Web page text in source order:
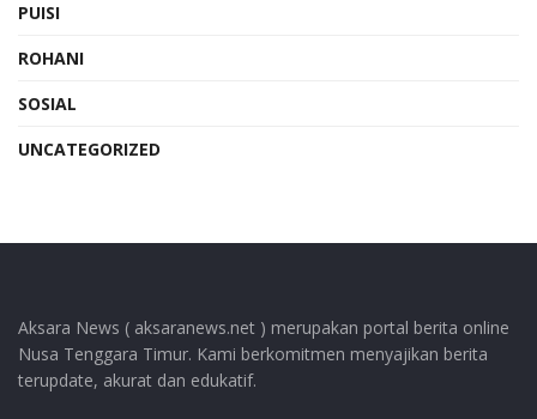
PUISI
ROHANI
SOSIAL
UNCATEGORIZED
Aksara News ( aksaranews.net ) merupakan portal berita online
Nusa Tenggara Timur. Kami berkomitmen menyajikan berita
terupdate, akurat dan edukatif.